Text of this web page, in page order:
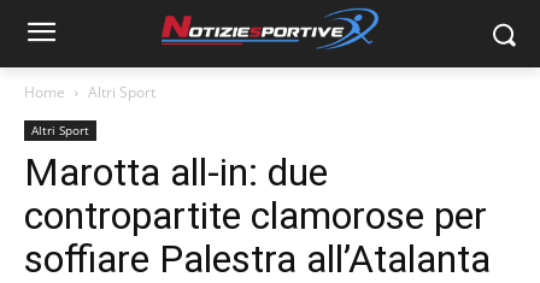
Home Altri Sport
Altri Sport
Marotta all-in: due
contropartite clamorose per
soffiare Palestra all’Atalanta